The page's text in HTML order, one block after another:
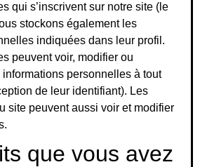
qui s’inscrivent sur notre site (le
stockons également les
indiquées dans leur profil.
peuvent voir, modifier ou
personnelles à tout
de leur identifiant). Les
site peuvent aussi voir et modifier
que vous avez